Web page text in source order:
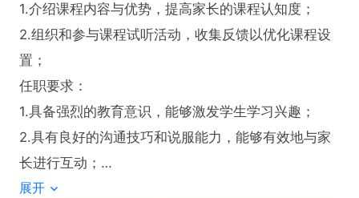
1.介绍课程内容与优势，提高家长的课程认知度；
2.组织和参与课程试听活动，收集反馈以优化课程设
置；
任职要求：
1.具备强烈的教育意识，能够激发学生学习兴趣；
2.具有良好的沟通技巧和说服能力，能够有效地与家
长进行互动；
七小时工作制
展开